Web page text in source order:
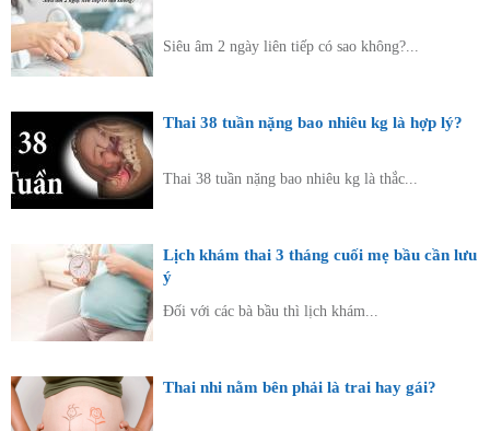
Siêu âm 2 ngày liên tiếp có sao không?...
Thai 38 tuần nặng bao nhiêu kg là hợp lý?
Thai 38 tuần nặng bao nhiêu kg là thắc...
Lịch khám thai 3 tháng cuối mẹ bầu cần lưu
ý
Đối với các bà bầu thì lịch khám...
Thai nhi nằm bên phải là trai hay gái?